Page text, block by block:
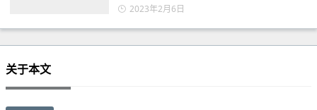
2023年2月6日
关于本文